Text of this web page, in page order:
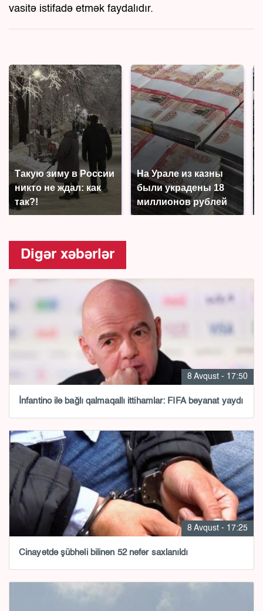
vasitə istifadə etmək faydalıdır.
Такую зиму в России
никто не ждал: как
так?!
На Урале из казны
были украдены 18
миллионов рублей
Digər xəbərlər
8 Avqust - 17:50
İnfantino ilə bağlı qalmaqallı ittihamlar: FIFA bəyanat yaydı
8 Avqust - 17:25
Cinayətdə şübhəli bilinən 52 nəfər saxlanıldı